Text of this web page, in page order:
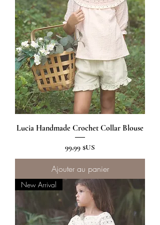
Lucia Handmade Crochet Collar Blouse
Prix
99,99 $US
Ajouter au panier
New Arrival